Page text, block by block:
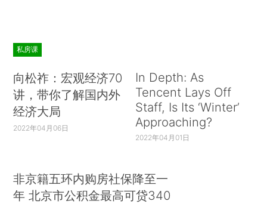
私房课
向松祚：宏观经济70
讲，带你了解国内外
经济大局
2022年04月06日
In Depth: As
Tencent Lays Off
Staff, Is Its ‘Winter’
Approaching?
2022年04月01日
非京籍五环内购房社保降至一
年 北京市公积金最高可贷340